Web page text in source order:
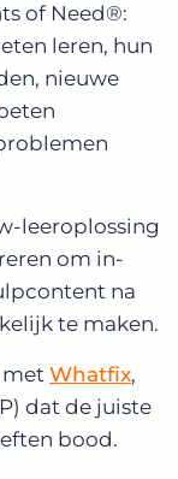
of Need®:
leren, hun
nieuwe
leeroplossing
om in-
na
te maken.
met Whatfix,
dat de juiste
bood.